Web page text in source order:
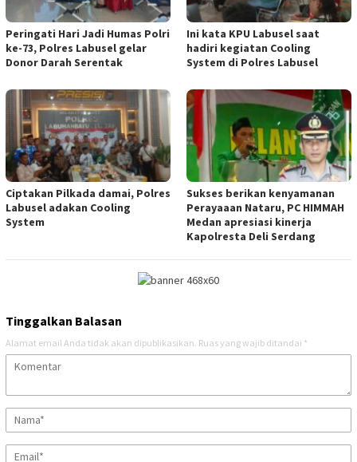
Peringati Hari Jadi Humas Polri
ke-73, Polres Labusel gelar
Donor Darah Serentak
Ini kata KPU Labusel saat
hadiri kegiatan Cooling
System di Polres Labusel
Ciptakan Pilkada damai, Polres
Labusel adakan Cooling
System
Sukses berikan kenyamanan
Perayaaan Nataru, PC HIMMAH
Medan apresiasi kinerja
Kapolresta Deli Serdang
Tinggalkan Balasan
Alamat email Anda tidak akan dipublikasikan. Ruas yang wajib ditandai *